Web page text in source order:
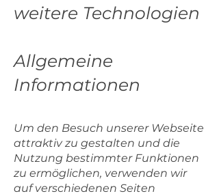
weitere Technologien
Allgemeine
Informationen
Um den Besuch unserer Webseite
attraktiv zu gestalten und die
Nutzung bestimmter Funktionen
zu ermöglichen, verwenden wir
auf verschiedenen Seiten